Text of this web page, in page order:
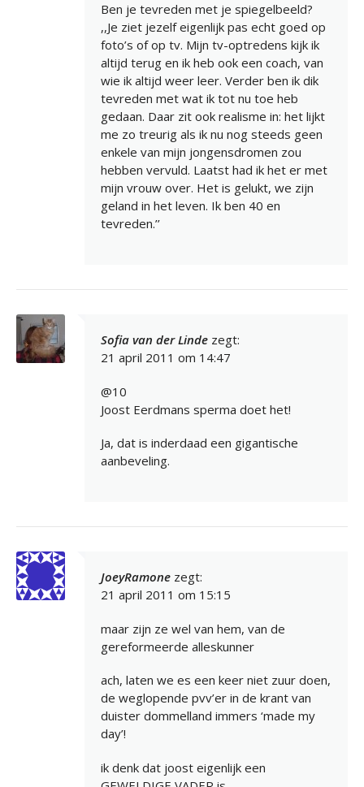
Ben je tevreden met je spiegelbeeld?
,,Je ziet jezelf eigenlijk pas echt goed op
foto’s of op tv. Mijn tv-optredens kijk ik
altijd terug en ik heb ook een coach, van
wie ik altijd weer leer. Verder ben ik dik
tevreden met wat ik tot nu toe heb
gedaan. Daar zit ook realisme in: het lijkt
me zo treurig als ik nu nog steeds geen
enkele van mijn jongensdromen zou
hebben vervuld. Laatst had ik het er met
mijn vrouw over. Het is gelukt, we zijn
geland in het leven. Ik ben 40 en
tevreden.’’
Sofia van der Linde zegt:
21 april 2011 om 14:47
@10
Joost Eerdmans sperma doet het!
Ja, dat is inderdaad een gigantische
aanbeveling.
JoeyRamone zegt:
21 april 2011 om 15:15
maar zijn ze wel van hem, van de
gereformeerde alleskunner
ach, laten we es een keer niet zuur doen,
de weglopende pvv’er in de krant van
duister dommelland immers ‘made my
day’!
ik denk dat joost eigenlijk een